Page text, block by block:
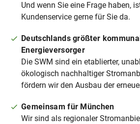
Und wenn Sie eine Frage haben,
Kundenservice gerne für Sie da.
Deutschlands größter
Energieversorger
Die SWM sind ein etablierter,
ökologisch nachhaltiger
fördern wir den Ausbau der
Gemeinsam für München
Wir sind als regionaler